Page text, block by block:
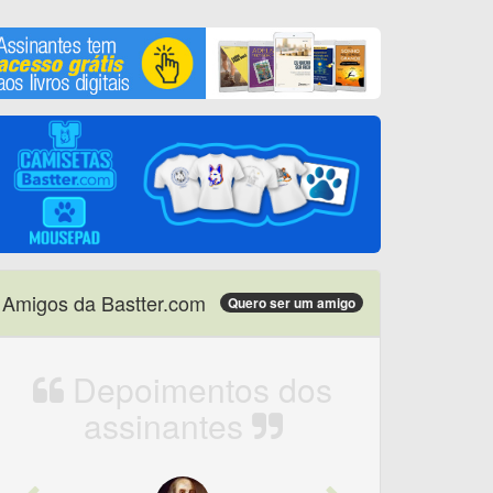
Amigos da Bastter.com Quero ser um amigo
Depoimentos dos
assinantes